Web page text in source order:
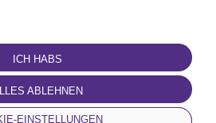
ICH HABS
ABLEHNEN
EINSTELLUNGEN
LADEN SIE DIE APP
HERUNTER